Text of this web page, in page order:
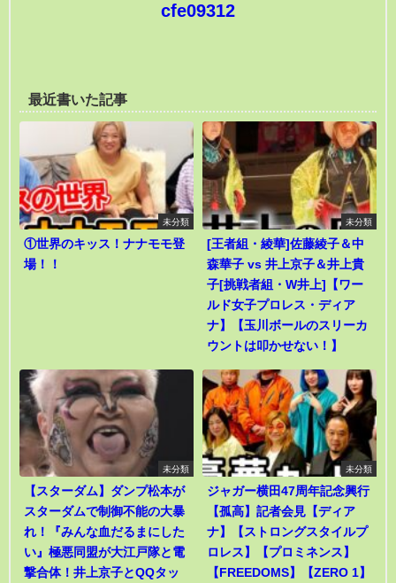
cfe09312
最近書いた記事
未分類
①世界のキッス！ナナモモ登
場！！
未分類
[王者組・綾華]佐藤綾子＆中
森華子 vs 井上京子＆井上貴
子[挑戦者組・W井上]【ワー
ルド女子プロレス・ディア
ナ】【玉川ボールのスリーカ
ウントは叩かせない！】
未分類
【スターダム】ダンプ松本が
スターダムで制御不能の大暴
れ！『みんな血だるまにした
い』極悪同盟が大江戸隊と電
撃合体！井上京子とQQタッ
未分類
ジャガー横田47周年記念興行
【孤高】記者会見【ディア
ナ】【ストロングスタイルプ
ロレス】【プロミネンス】
【FREEDOMS】【ZERO 1】